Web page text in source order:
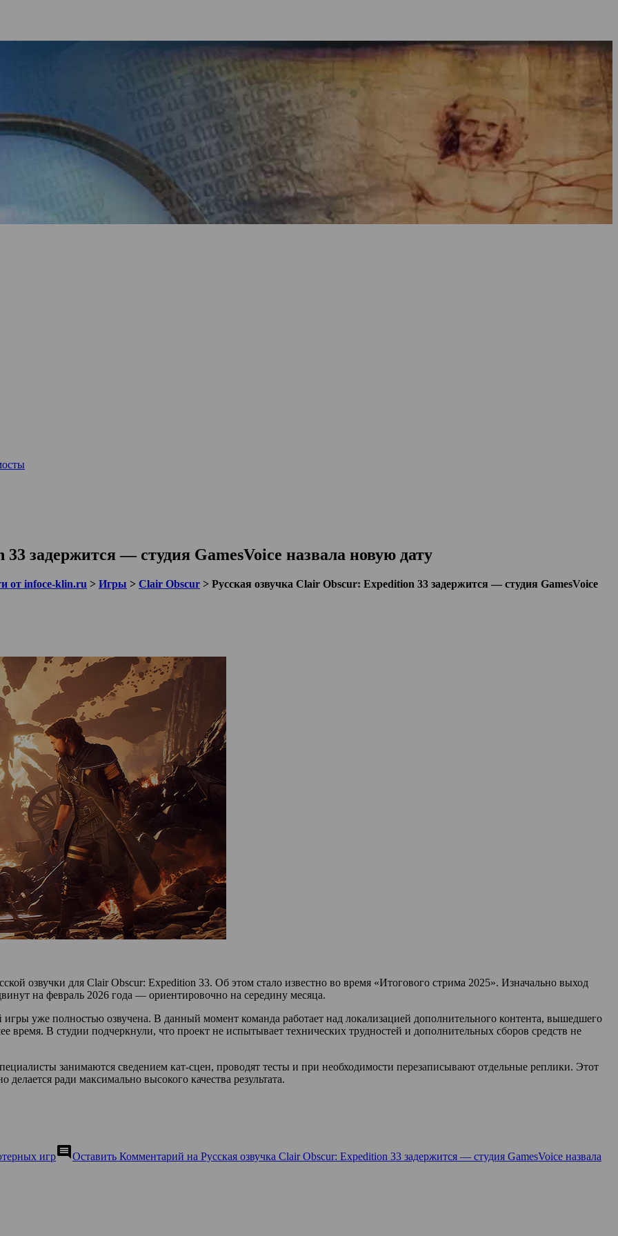
задержится — студия GamesVoice назвала новую дату
от infoce-klin.ru > Игры > Clair Obscur > Русская озвучка Clair Obscur: Expedition 33 задержится — студия GamesVoice
озвучки для Clair Obscur: Expedition 33. Об этом стало известно во время «Итогового стрима 2025». Изначально выход
на февраль 2026 года — ориентировочно на середину месяца.
игры уже полностью озвучена. В данный момент команда работает над локализацией дополнительного контента, вышедшего
время. В студии подчеркнули, что проект не испытывает технических трудностей и дополнительных сборов средств не
занимаются сведением кат-сцен, проводят тесты и при необходимости перезаписывают отдельные реплики. Этот
ради максимально высокого качества результата.
игрcomment Оставить Комментарий на Русская озвучка Clair Obscur: Expedition 33 задержится — студия GamesVoice назвала